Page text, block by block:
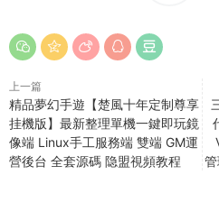
上一篇
精品夢幻手遊【楚風十年定制尊享
挂機版】最新整理單機一鍵即玩鏡
像端 Linux手工服務端 雙端 GM運
營後台 全套源碼 隐盟視頻教程